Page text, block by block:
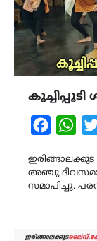
കൂച്ചിപ്പൂടി
അഞ്ചു
സമാപിച്ചു.